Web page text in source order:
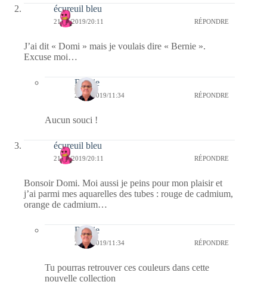
écureuil bleu
21/04/2019/20:11 RÉPONDRE
J’ai dit « Domi » mais je voulais dire « Bernie ».
Excuse moi…
Bernie
22/04/2019/11:34 RÉPONDRE
Aucun souci !
écureuil bleu
21/04/2019/20:11 RÉPONDRE
Bonsoir Domi. Moi aussi je peins pour mon plaisir et
j’ai parmi mes aquarelles des tubes : rouge de cadmium,
orange de cadmium…
Bernie
22/04/2019/11:34 RÉPONDRE
Tu pourras retrouver ces couleurs dans cette
nouvelle collection